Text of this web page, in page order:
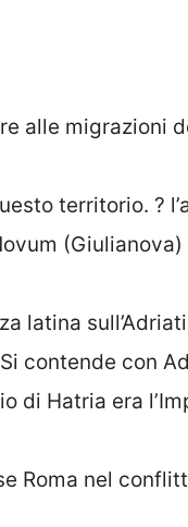
alle migrazioni
territorio. ?
latina
contende con
di Hatria era
Roma nel